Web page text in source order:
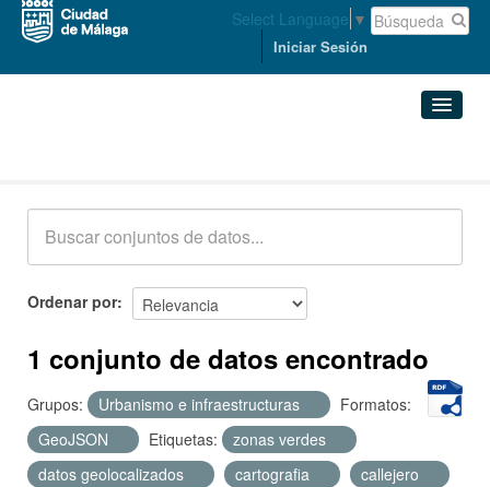
Select Language ▼
Iniciar Sesión
Acerca de
Ordenar por
1 conjunto de datos encontrado
Grupos: Urbanismo e infraestructuras
Formatos:
GeoJSON
Etiquetas:
zonas verdes
datos geolocalizados
cartografia callejero